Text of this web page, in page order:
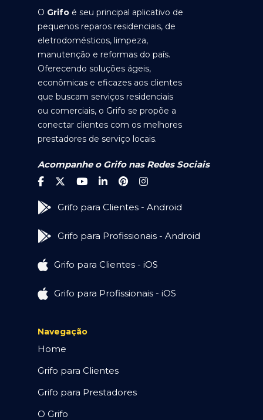
O Grifo é seu principal aplicativo de
pequenos reparos residenciais, de
eletrodomésticos, limpeza,
manutenção e reformas do país.
Oferecendo soluções ágeis,
econômicas e eficazes aos clientes
que buscam serviços residenciais
ou comerciais, o Grifo se propõe a
conectar clientes com os melhores
prestadores de serviço locais.
Acompanhe o Grifo nas Redes Sociais
Grifo para Clientes - Android
Grifo para Profissionais - Android
Grifo para Clientes - iOS
Grifo para Profissionais - iOS
Navegação
Home
Grifo para Clientes
Grifo para Prestadores
O Grifo